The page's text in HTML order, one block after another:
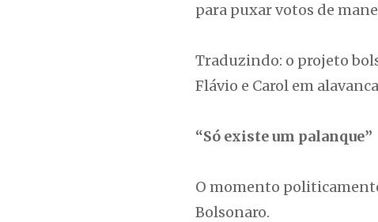
para puxar votos de
Traduzindo: o projeto
Flávio e Carol em
“Só existe um palanque”
O momento
Bolsonaro.